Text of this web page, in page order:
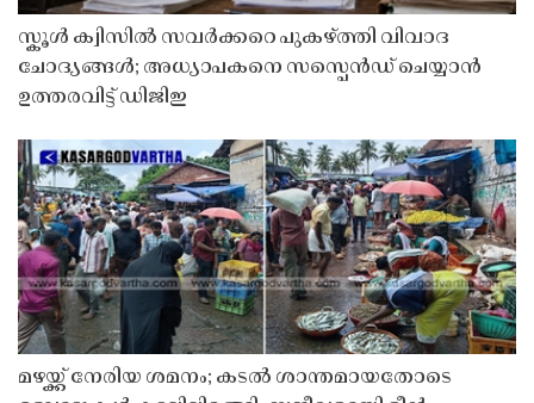
സ്കൂൾ ക്വിസിൽ സവർക്കറെ പുകഴ്ത്തി വിവാദ
ചോദ്യങ്ങൾ; അധ്യാപകനെ സസ്പെൻഡ് ചെയ്യാൻ
ഉത്തരവിട്ട് ഡിജിഇ
മഴയ്ക്ക് നേരിയ ശമനം; കടൽ ശാന്തമായതോടെ